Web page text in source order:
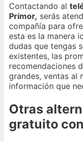
Contactando al
Primor, serás
compañía para
esta es la manera
dudas que tengas
existentes, las
recomendaciones
grandes, ventas al
información que
Otras
gratuito